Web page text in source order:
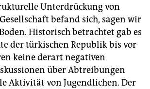
Unterdrückung von
befand sich, sagen wir
Historisch betrachtet gab es
der türkischen Republik bis vor
keine derart negativen
über Abtreibungen
Aktivität von Jugendlichen. Der